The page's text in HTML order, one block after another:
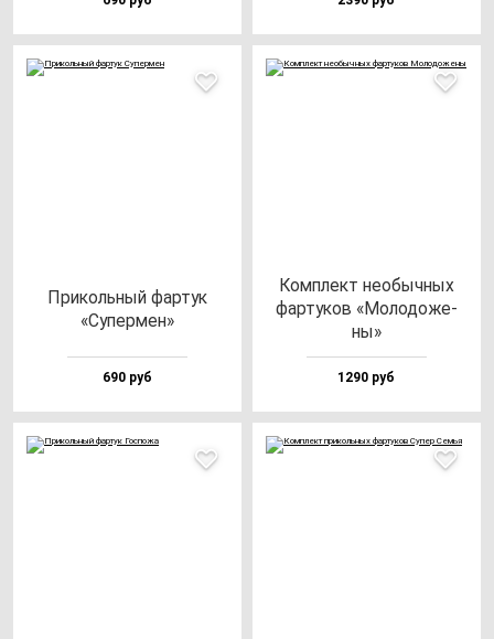
При­коль­ный фар­тук
«Супер­мен»
690 руб
Ком­плект не­обыч­ных
фар­ту­ков «Моло­до­же­
ны»
1290 руб